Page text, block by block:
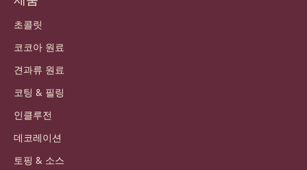
초콜릿
코코아 원료
견과류 원료
코팅 & 필링
인클루전
데코레이션
토핑 & 소스